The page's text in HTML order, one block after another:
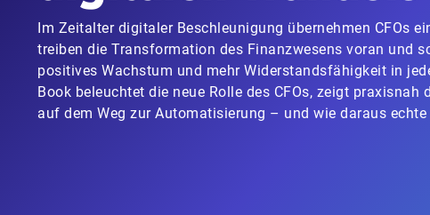
Im Zeitalter digitaler Beschleunigung übernehmen CFOs
treiben die Transformation des Finanzwesens voran und
positives Wachstum und mehr Widerstandsfähigkeit in
Book beleuchtet die neue Rolle des CFOs, zeigt praxisnah
auf dem Weg zur Automatisierung – und wie daraus echte